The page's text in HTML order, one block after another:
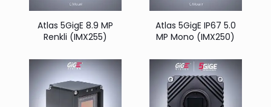
Atlas 5GigE 8.9 MP
Renkli (IMX255)
Atlas 5GigE IP67 5.0
MP Mono (IMX250)